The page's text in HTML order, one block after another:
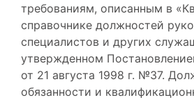
требованиям, описанным в
справочнике должностей
специалистов и других
утвержденном
от 21 августа 1998 г. №37.
обязанности и